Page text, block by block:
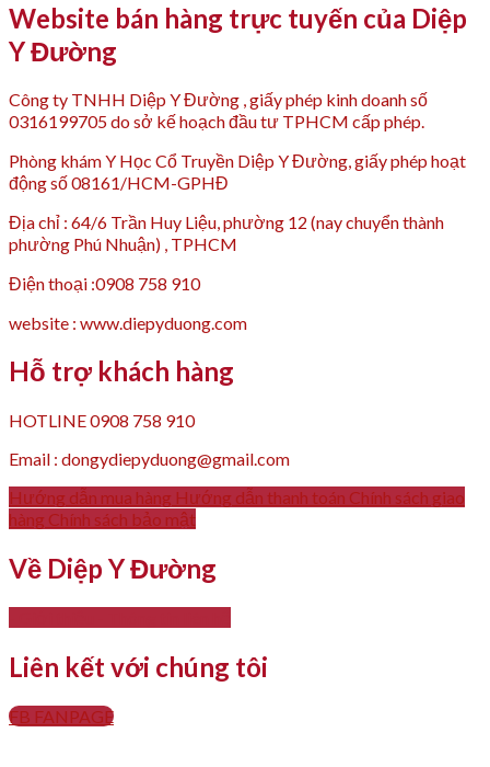
Website bán hàng trực tuyến của Diệp
Y Đường
Công ty TNHH Diệp Y Đường , giấy phép kinh doanh số
0316199705 do sở kế hoạch đầu tư TPHCM cấp phép.
Phòng khám Y Học Cổ Truyền Diệp Y Đường, giấy phép hoạt
động số 08161/HCM-GPHĐ
Địa chỉ : 64/6 Trần Huy Liệu, phường 12 (nay chuyển thành
phường Phú Nhuận) , TPHCM
Điện thoại :0908 758 910
website : www.diepyduong.com
Hỗ trợ khách hàng
HOTLINE 0908 758 910
Email : dongydiepyduong@gmail.com
Hướng dẫn mua hàng Hướng dẫn thanh toán Chính sách giao
hàng Chính sách bảo mật
Về Diệp Y Đường
Liên kết với chúng tôi
FB FANPAGE